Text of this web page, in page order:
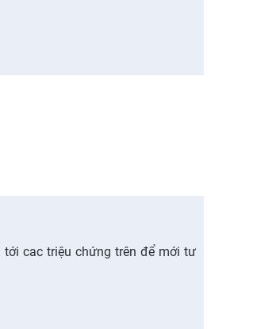
cac triệu chứng trên để mới tư